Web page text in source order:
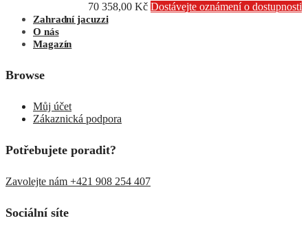
70 358,00 Kč Dostávejte oznámení o dostupnosti
Zahradní jacuzzi
O nás
Magazín
Browse
Můj účet
Zákaznická podpora
Potřebujete poradit?
Zavolejte nám +421 908 254 407
Sociální síte